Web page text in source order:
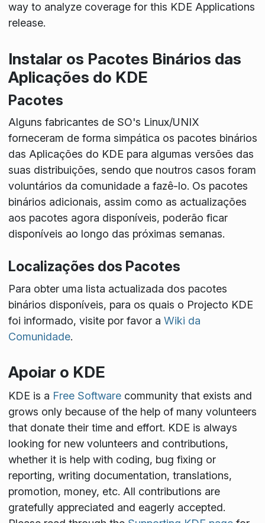
way to analyze coverage for this KDE Applications
release.
Instalar os Pacotes Binários das
Aplicações do KDE
Pacotes
Alguns fabricantes de SO's Linux/UNIX
forneceram de forma simpática os pacotes binários
das Aplicações do KDE para algumas versões das
suas distribuições, sendo que noutros casos foram
voluntários da comunidade a fazê-lo. Os pacotes
binários adicionais, assim como as actualizações
aos pacotes agora disponíveis, poderão ficar
disponíveis ao longo das próximas semanas.
Localizações dos Pacotes
Para obter uma lista actualizada dos pacotes
binários disponíveis, para os quais o Projecto KDE
foi informado, visite por favor a Wiki da
Comunidade.
Apoiar o KDE
KDE is a Free Softwarecommunity that exists and
grows only because of the help of many volunteers
that donate their time and effort. KDE is always
looking for new volunteers and contributions,
whether it is help with coding, bug fixing or
reporting, writing documentation, translations,
promotion, money, etc. All contributions are
gratefully appreciated and eagerly accepted.